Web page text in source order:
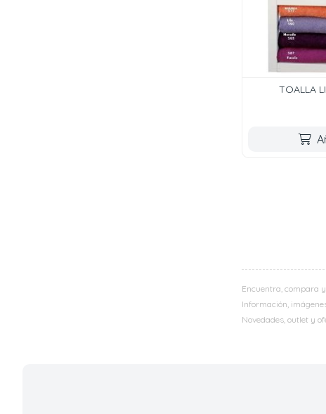
Encuentra, compara
Información,
Novedades, outlet y
TOALLA